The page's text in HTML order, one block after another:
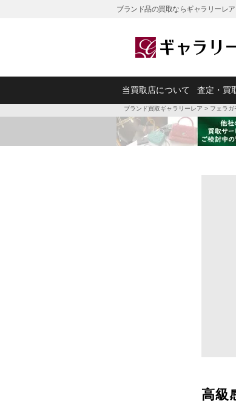
ブランド品の買取ならギャラリーレア
当買取店について 査定・買
ブランド買取ギャラリーレア > フェラガ
高級